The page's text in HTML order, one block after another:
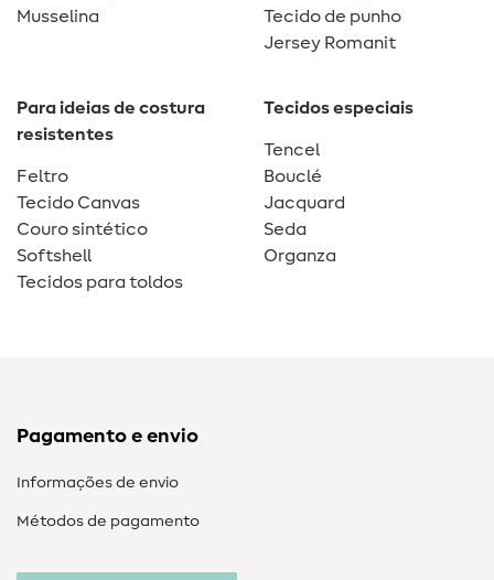
Musselina
Tecido de punho
Jersey Romanit
Para ideias de costura
resistentes
Feltro
Tecido Canvas
Couro sintético
Softshell
Tecidos para toldos
Tecidos especiais
Tencel
Bouclé
Jacquard
Seda
Organza
Pagamento e envio
Informações de envio
Métodos de pagamento